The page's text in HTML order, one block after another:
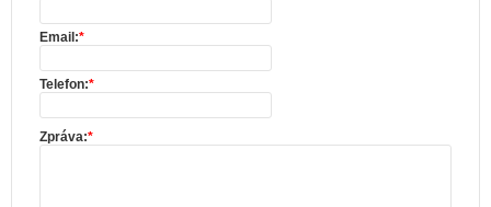
Email:*
Telefon:*
Zpráva:*